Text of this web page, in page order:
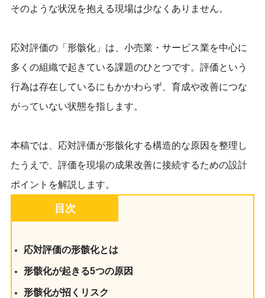
そのような状況を抱える現場は少なくありません。
応対評価の「形骸化」は、小売業・サービス業を中心に
多くの組織で起きている課題のひとつです。評価という
行為は存在しているにもかかわらず、育成や改善につな
がっていない状態を指します。
本稿では、応対評価が形骸化する構造的な原因を整理し
たうえで、評価を現場の成果改善に接続するための設計
ポイントを解説します。
目次
応対評価の形骸化とは
形骸化が起きる5つの原因
形骸化が招くリスク